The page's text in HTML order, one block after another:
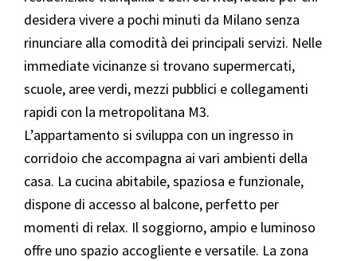
desidera vivere a pochi minuti da Milano senza
rinunciare alla comodità dei principali servizi. Nelle
immediate vicinanze si trovano supermercati,
scuole, aree verdi, mezzi pubblici e collegamenti
rapidi con la metropolitana M3.
L’appartamento si sviluppa con un ingresso in
corridoio che accompagna ai vari ambienti della
casa. La cucina abitabile, spaziosa e funzionale,
dispone di accesso al balcone, perfetto per
momenti di relax. Il soggiorno, ampio e luminoso
offre uno spazio accogliente e versatile. La zona